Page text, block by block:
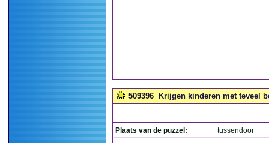
509396 Krijgen kinderen met teveel
Plaats van de puzzel:
tussendoor